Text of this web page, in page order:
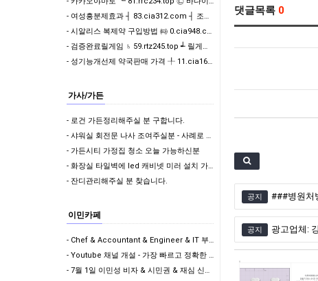
- 여성흥분제효과 ┤ 83.cia312.com ┤ 조루방지제 구입
- 시알리스 복제약 구입방법 ㈙ 0.cia948.com ㈙ 발기부전치료제 구매처 사이트
- 검증완료릴게임 ♄ 59.rtz245.top ┵ 릴게임다운로드
- 성기능개선제 약국판매 가격 ╀ 11.cia169.net ╀ 비아그라구매 사이트
가사/가든
- 로건 가든정리해주실 분 구합니다.
- 샤워실 회전문 나사 조여주실분 - 사례로 50불 드려요 (위치: 사뱅)
- 가든시티 가정집 청소 오늘 가능하신분
- 화장실 타일벽에 led 캐비넷 미러 설치 가능하신분?
- 잔디관리해주실 분 찾습니다.
이민카페
- Chef & Accountant & Engineer & IT 부족직업군에 포함! 드디어!!
- Youtube 채널 개설 - 가장 빠르고 정확한 이민 뉴스 받아보기
- 7월 1일 이민성 비자 & 시민권 & 재심 신청비 인상
댓글목록 0
공지 ###병원처
공지 광고업체: